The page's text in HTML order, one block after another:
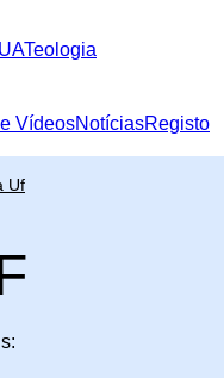
Teologia
VídeosNotíciasRegisto
Uf